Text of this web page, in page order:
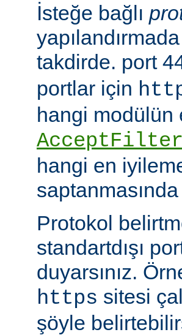
İsteğe bağlı
takdirde. port
portlar için
hangi modülün
AcceptFilter
hangi en
saptanmasında
Protokol
standartdışı
duyarsınız.
https sitesi
şöyle